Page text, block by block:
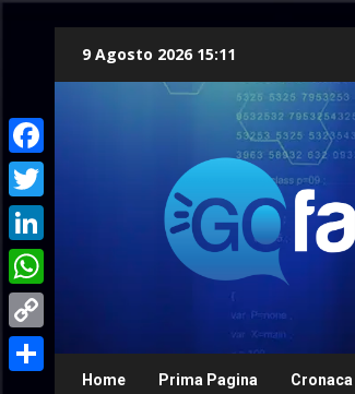
9 Agosto 2026 15:11
Home Prima Pagina Cronaca
Facebook
Twitter
LinkedIn
WhatsApp
Copy